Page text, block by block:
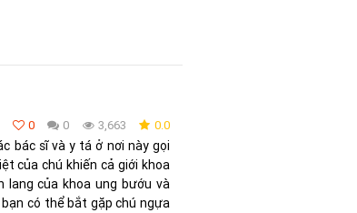
0 0 3,663 0.0
bác sĩ và y tá ở nơi này gọi
của chú khiến cả giới khoa
lang của khoa ung bướu và
có thể bắt gặp chú ngựa